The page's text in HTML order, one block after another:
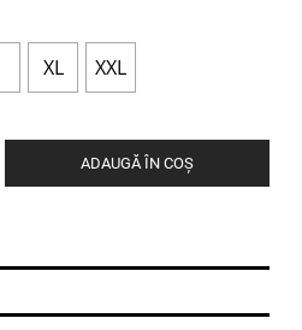
XL XXL
ADAUGĂ ÎN COȘ